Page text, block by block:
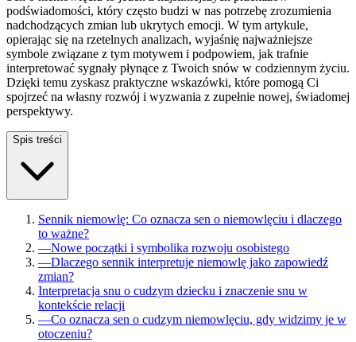
podświadomości, który często budzi w nas potrzebę zrozumienia
nadchodzących zmian lub ukrytych emocji. W tym artykule,
opierając się na rzetelnych analizach, wyjaśnię najważniejsze
symbole związane z tym motywem i podpowiem, jak trafnie
interpretować sygnały płynące z Twoich snów w codziennym życiu.
Dzięki temu zyskasz praktyczne wskazówki, które pomogą Ci
spojrzeć na własny rozwój i wyzwania z zupełnie nowej, świadomej
perspektywy.
Spis treści
Sennik niemowlę: Co oznacza sen o niemowlęciu i dlaczego
to ważne?
—Nowe początki i symbolika rozwoju osobistego
—Dlaczego sennik interpretuje niemowlę jako zapowiedź
zmian?
Interpretacja snu o cudzym dziecku i znaczenie snu w
kontekście relacji
—Co oznacza sen o cudzym niemowlęciu, gdy widzimy je w
otoczeniu?